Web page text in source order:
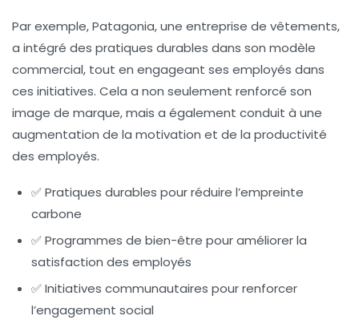
Par exemple, Patagonia, une entreprise de vêtements,
a intégré des pratiques durables dans son modèle
commercial, tout en engageant ses employés dans
ces initiatives. Cela a non seulement renforcé son
image de marque, mais a également conduit à une
augmentation de la motivation et de la productivité
des employés.
✅ Pratiques durables pour réduire l’empreinte
carbone
✅ Programmes de bien-être pour améliorer la
satisfaction des employés
✅ Initiatives communautaires pour renforcer
l’engagement social